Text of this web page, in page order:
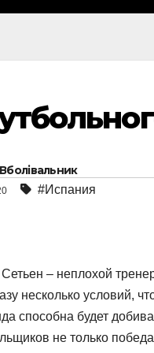
#Испания
– неплохой
несколько условий,
способна будет
не только